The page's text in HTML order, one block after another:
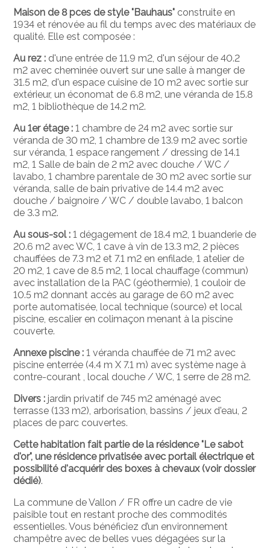
Maison de 8 pces de style "Bauhaus" construite en
1934 et rénovée au fil du temps avec des matériaux de
qualité. Elle est composée :
Au rez : d'une entrée de 11.9 m2, d'un séjour de 40.2
m2 avec cheminée ouvert sur une salle à manger de
31.5 m2, d'un espace cuisine de 10 m2 avec sortie sur
extérieur, un économat de 6.8 m2, une véranda de 15.8
m2, 1 bibliothèque de 14.2 m2.
Au 1er étage : 1 chambre de 24 m2 avec sortie sur
véranda de 30 m2, 1 chambre de 13.9 m2 avec sortie
sur véranda, 1 espace rangement / dressing de 14.1
m2, 1 Salle de bain de 2 m2 avec douche / WC /
lavabo, 1 chambre parentale de 30 m2 avec sortie sur
véranda, salle de bain privative de 14.4 m2 avec
douche / baignoire / WC / double lavabo, 1 balcon
de 3.3 m2.
Au sous-sol : 1 dégagement de 18.4 m2, 1 buanderie de
20.6 m2 avec WC, 1 cave à vin de 13.3 m2, 2 pièces
chauffées de 7.3 m2 et 7.1 m2 en enfilade, 1 atelier de
20 m2, 1 cave de 8.5 m2, 1 local chauffage (commun)
avec installation de la PAC (géothermie), 1 couloir de
10.5 m2 donnant accès au garage de 60 m2 avec
porte automatisée, local technique (source) et local
piscine, escalier en colimaçon menant à la piscine
couverte.
Annexe piscine : 1 véranda chauffée de 71 m2 avec
piscine enterrée (4.4 m X 7.1 m) avec système nage à
contre-courant , local douche / WC, 1 serre de 28 m2.
Divers :jardin privatif de 745 m2 aménagé avec
terrasse (133 m2), arborisation, bassins / jeux d'eau, 2
places de parc couvertes.
Cette habitation fait partie de la résidence "Le sabot
d'or", une résidence privatisée avec portail électrique et
possibilité d'acquérir des boxes à chevaux (voir dossier
dédié).
La commune de Vallon / FR offre un cadre de vie
paisible tout en restant proche des commodités
essentielles. Vous bénéficiez d’un environnement
champêtre avec de belles vues dégagées sur la